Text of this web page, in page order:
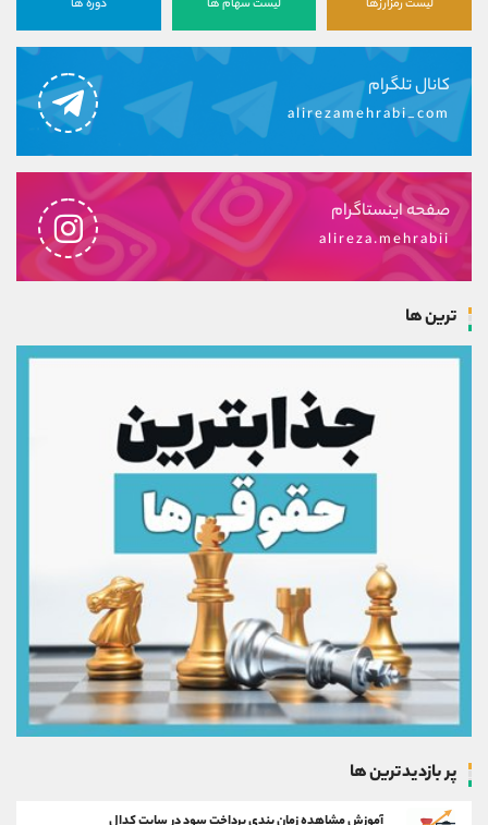
لیست رمزارزها لیست سهام ها دوره ها
کانال تلگرام
alirezamehrabi_com
صفحه اینستاگرام
alireza.mehrabii
ترین ها
پر بازدیدترین ها